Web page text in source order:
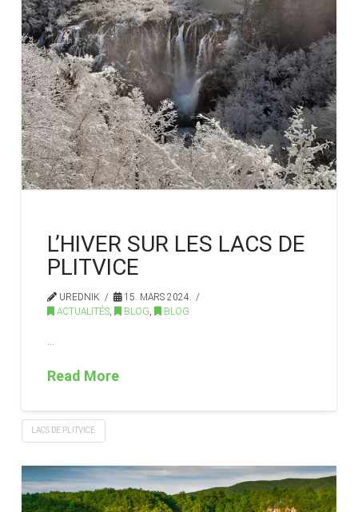
L’HIVER SUR LES LACS DE
PLITVICE
UREDNIK
15. MARS 2024.
ACTUALITÉS
BLOG BLOG
…
Read More
LACS DE PLITVICE